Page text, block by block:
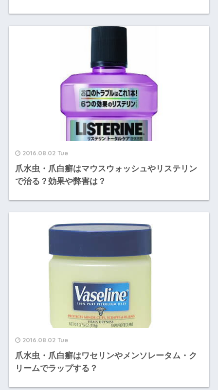
2016.08.02 Tue
爪水虫・爪白癬はマウスウォッシュやリステリン
で治る？効果や弊害は？
2016.08.02 Tue
爪水虫・爪白癬はワセリンやメンソレータム・ク
リームでラップする？